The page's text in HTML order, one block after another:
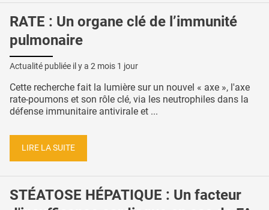
RATE : Un organe clé de l’immunité
pulmonaire
Actualité publiée il y a 2 mois 1 jour
Cette recherche fait la lumière sur un nouvel « axe », l'axe
rate-poumons et son rôle clé, via les neutrophiles dans la
défense immunitaire antivirale et ...
LIRE LA SUITE
STÉATOSE HÉPATIQUE : Un facteur